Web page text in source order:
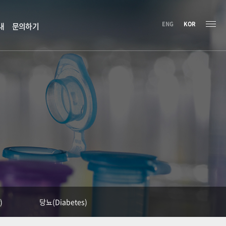
문의하기 ENG KOR
당뇨(Diabetes)